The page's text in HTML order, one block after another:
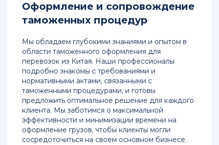
Оформление и сопровождение
таможенных процедур
Мы обладаем глубокими знаниями и опытом в
области таможенного оформления для
перевозок из Китая. Наши профессионалы
подробно знакомы с требованиями и
нормативными актами, связанными с
таможенными процедурами, и готовы
предложить оптимальное решение для каждого
клиента. Мы заботимся о максимальной
эффективности и минимизации времени на
оформление грузов, чтобы клиенты могли
сосредоточиться на своем основном бизнесе.